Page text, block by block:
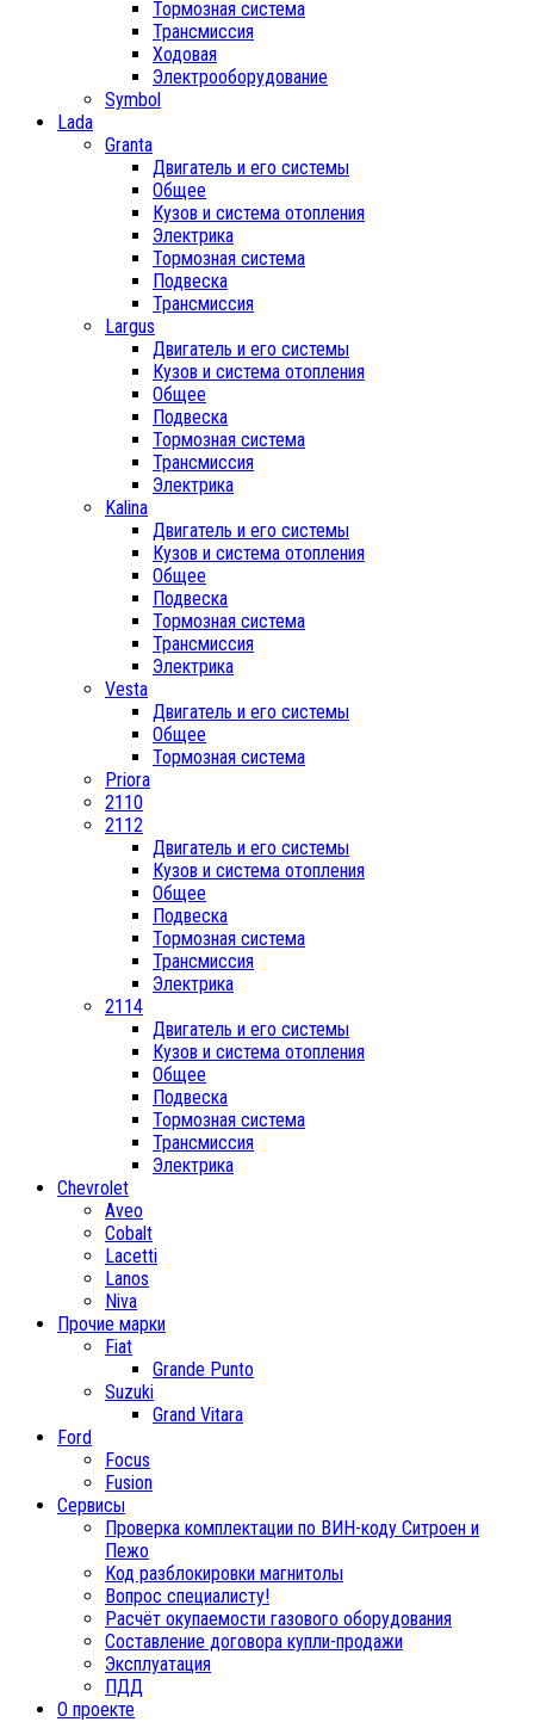
Тормозная система
Трансмиссия
Ходовая
Электрооборудование
Symbol
Lada
Granta
Двигатель и его системы
Общее
Кузов и система отопления
Электрика
Тормозная система
Подвеска
Трансмиссия
Largus
Двигатель и его системы
Кузов и система отопления
Общее
Подвеска
Тормозная система
Трансмиссия
Электрика
Kalina
Двигатель и его системы
Кузов и система отопления
Общее
Подвеска
Тормозная система
Трансмиссия
Электрика
Vesta
Двигатель и его системы
Общее
Тормозная система
Priora
2110
2112
Двигатель и его системы
Кузов и система отопления
Общее
Подвеска
Тормозная система
Трансмиссия
Электрика
2114
Двигатель и его системы
Кузов и система отопления
Общее
Подвеска
Тормозная система
Трансмиссия
Электрика
Chevrolet
Aveo
Cobalt
Lacetti
Lanos
Niva
Прочие марки
Fiat
Grande Punto
Suzuki
Grand Vitara
Ford
Focus
Fusion
Сервисы
Проверка комплектации по ВИН-коду Ситроен и
Пежо
Код разблокировки магнитолы
Вопрос специалисту!
Расчёт окупаемости газового оборудования
Составление договора купли-продажи
Эксплуатация
ПДД
О проекте